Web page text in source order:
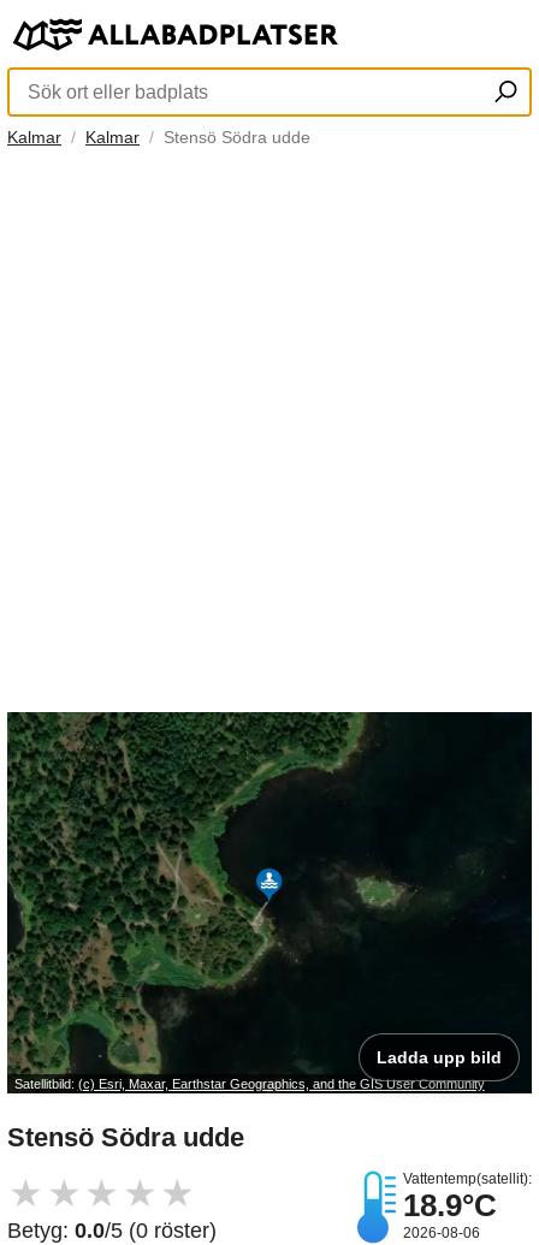
Kalmar Kalmar Stensö Södra udde
Satellitbild: (c) Esri, Maxar, Earthstar Geographics, and the GIS User Community
Ladda upp bild
Stensö Södra udde
★ ★ ★ ★ ★
Betyg: 0.0/5 (0 röster)
Vattentemp(satellit):
18.9°C
2026-08-06